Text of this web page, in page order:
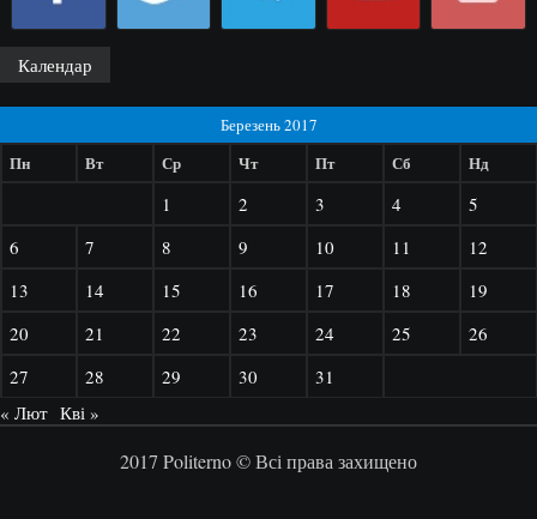
Календар
Березень 2017
Пн Вт Ср Чт Пт Сб Нд
1 2 3 4
5
6
7 8 9 10 11
12
13
14 15 16 17 18
19
20
21 22 23 24 25
26
27
28 29 30
31
« Лют Кві »
2017 Politerno © Всі права захищено